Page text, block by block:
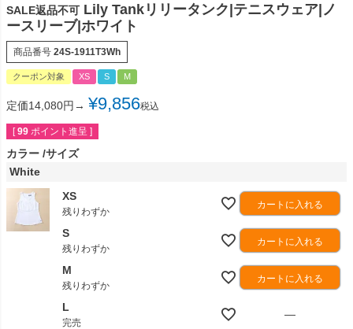
SALE返品不可 Lily Tankリリータンク|テニスウェア|ノ
ースリーブ|ホワイト
商品番号 24S-1911T3Wh
クーポン対象 XS S M
定価14,080円→ ¥9,856税込
[ 99 ポイント進呈 ]
カラー サイズ
White
XS
残りわずか
カートに入れる
S
残りわずか
カートに入れる
M
残りわずか
カートに入れる
L
完売
—